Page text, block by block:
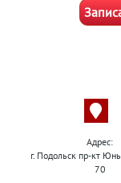
Адрес:
г. Подольск пр-кт
70